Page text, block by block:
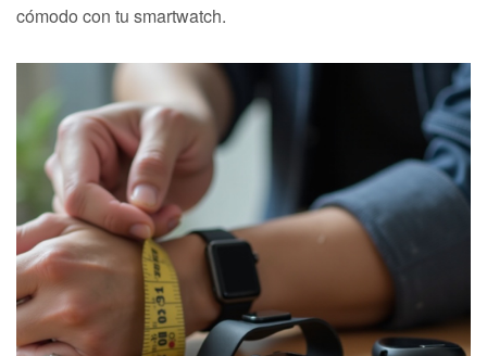
cómodo con tu smartwatch.